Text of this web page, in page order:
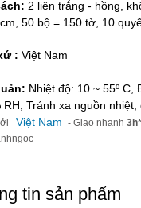
2 liên trắng - hồng,
50 bộ = 150 tờ, 10
: Việt Nam
Nhiệt độ: 10 ~ 55º C,
RH, Tránh xa nguồn nhiệt,
Việt Nam - Giao nhanh 3h*
tin sản phẩm